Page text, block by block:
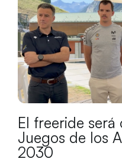
El freeride
Juegos de los
2030